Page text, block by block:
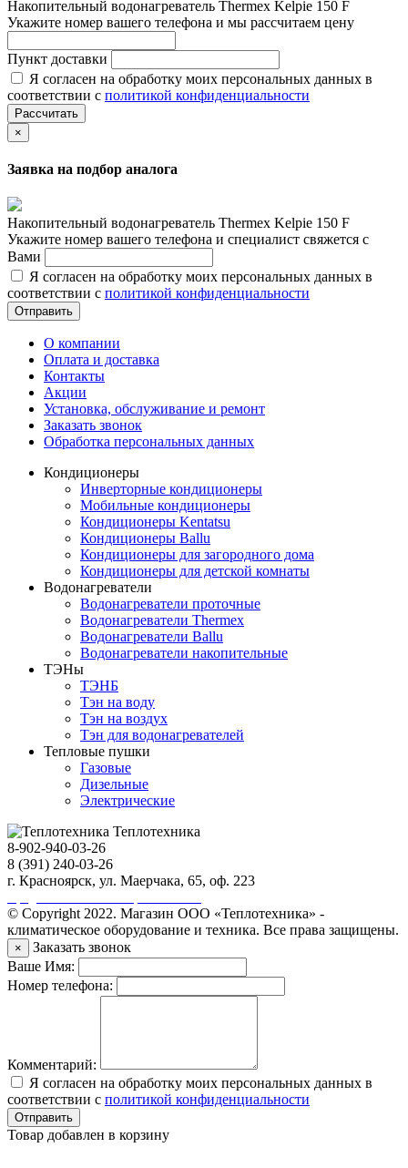
Накопительный водонагреватель Thermex Kelpie 150 F
Укажите номер вашего телефона и мы рассчитаем цену
Пункт доставки
Я согласен на обработку моих персональных данных в
соответствии с политикой конфиденциальности
Рассчитать
×
Заявка на подбор аналога
Накопительный водонагреватель Thermex Kelpie 150 F
Укажите номер вашего телефона и специалист свяжется с
Вами
Я согласен на обработку моих персональных данных в
соответствии с политикой конфиденциальности
Отправить
О компании
Оплата и доставка
Контакты
Акции
Установка, обслуживание и ремонт
Заказать звонок
Обработка персональных данных
Кондиционеры
Инверторные кондиционеры
Мобильные кондиционеры
Кондиционеры Kentatsu
Кондиционеры Ballu
Кондиционеры для загородного дома
Кондиционеры для детской комнаты
Водонагреватели
Водонагреватели проточные
Водонагреватели Thermex
Водонагреватели Ballu
Водонагреватели накопительные
ТЭНы
ТЭНБ
Тэн на воду
Тэн на воздух
Тэн для водонагревателей
Тепловые пушки
Газовые
Дизельные
Электрические
Теплотехника
8-902-940-03-26
8 (391) 240-03-26
г. Красноярск, ул. Маерчака, 65, оф. 223
© Copyright 2022. Магазин ООО «Теплотехника» -
климатическое оборудование и техника. Все права защищены.
×
Заказать звонок
Ваше Имя:
Номер телефона:
Комментарий:
Я согласен на обработку моих персональных данных в
соответствии с политикой конфиденциальности
Отправить
Товар добавлен в корзину